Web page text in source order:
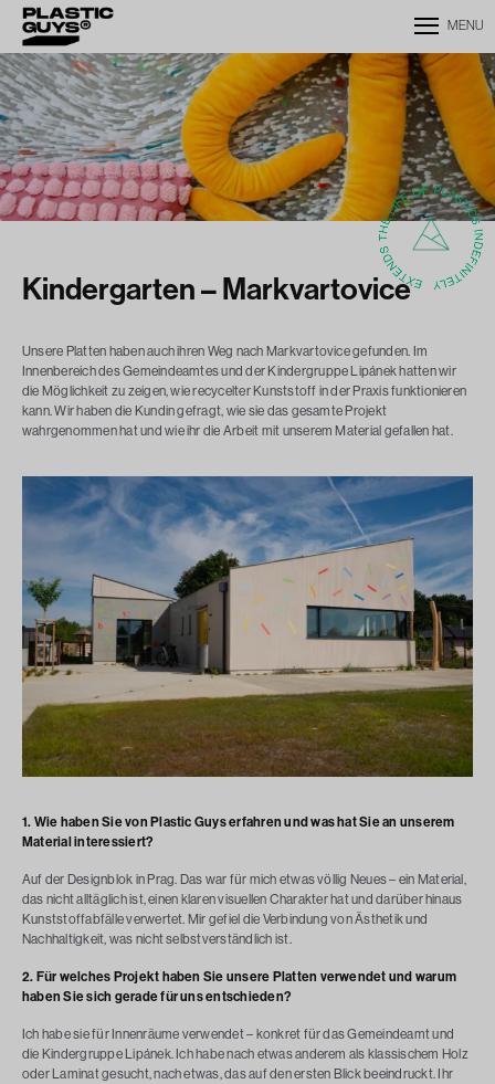
MENU
Kindergarten – Markvartovice
Unsere Platten haben auch ihren Weg nach Markvartovice gefunden. Im
Innenbereich des Gemeindeamtes und der Kindergruppe Lipánek hatten wir
die Möglichkeit zu zeigen, wie recycelter Kunststoff in der Praxis funktionieren
kann. Wir haben die Kundin gefragt, wie sie das gesamte Projekt
wahrgenommen hat und wie ihr die Arbeit mit unserem Material gefallen hat.
1. Wie haben Sie von Plastic Guys erfahren und was hat Sie an unserem
Material interessiert?
Auf der Designblok in Prag. Das war für mich etwas völlig Neues – ein Material,
das nicht alltäglich ist, einen klaren visuellen Charakter hat und darüber hinaus
Kunststoffabfälle verwertet. Mir gefiel die Verbindung von Ästhetik und
Nachhaltigkeit, was nicht selbstverständlich ist.
2. Für welches Projekt haben Sie unsere Platten verwendet und warum
haben Sie sich gerade für uns entschieden?
Ich habe sie für Innenräume verwendet – konkret für das Gemeindeamt und
die Kindergruppe Lipánek. Ich habe nach etwas anderem als klassischem Holz
oder Laminat gesucht, nach etwas, das auf den ersten Blick beeindruckt. Ihr